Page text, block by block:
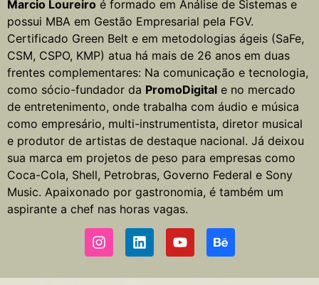
Marcio Loureiro é formado em Análise de Sistemas e
possui MBA em Gestão Empresarial pela FGV.
Certificado Green Belt e em metodologias ágeis (SaFe,
CSM, CSPO, KMP) atua há mais de 26 anos em duas
frentes complementares: Na comunicação e tecnologia,
como sócio-fundador da PromoDigital e no mercado
de entretenimento, onde trabalha com áudio e música
como empresário, multi-instrumentista, diretor musical
e produtor de artistas de destaque nacional. Já deixou
sua marca em projetos de peso para empresas como
Coca-Cola, Shell, Petrobras, Governo Federal e Sony
Music. Apaixonado por gastronomia, é também um
aspirante a chef nas horas vagas.